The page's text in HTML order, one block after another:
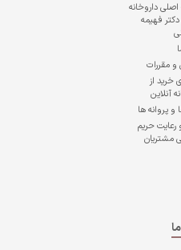
داروخانه
دکتر فهیمه
و مقررات
خرید از
آنلاین
و پروانه ها
حریم